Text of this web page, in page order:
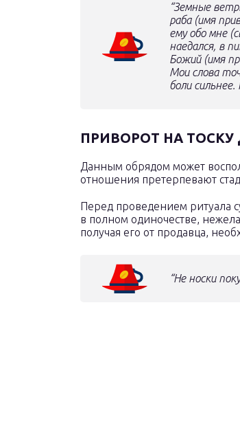
“Земные
раба (имя
ему обо мне
наедался, в
Божий (имя
Мои слова
боли
ПРИВОРОТ НА
Данным обрядом может
отношения претерпевают
Перед проведением ритуала
в полном одиночестве,
получая его от продавца,
“Не носки